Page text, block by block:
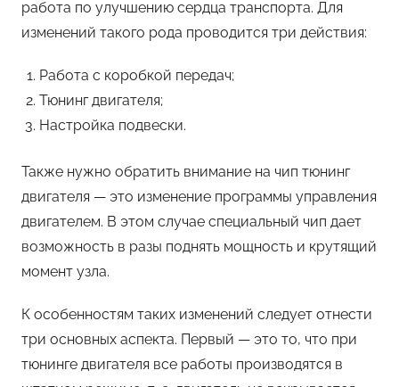
работа по улучшению сердца транспорта. Для
изменений такого рода проводится три действия:
Работа с коробкой передач;
Тюнинг двигателя;
Настройка подвески.
Также нужно обратить внимание на чип тюнинг
двигателя — это изменение программы управления
двигателем. В этом случае специальный чип дает
возможность в разы поднять мощность и крутящий
момент узла.
К особенностям таких изменений следует отнести
три основных аспекта. Первый — это то, что при
тюнинге двигателя все работы производятся в